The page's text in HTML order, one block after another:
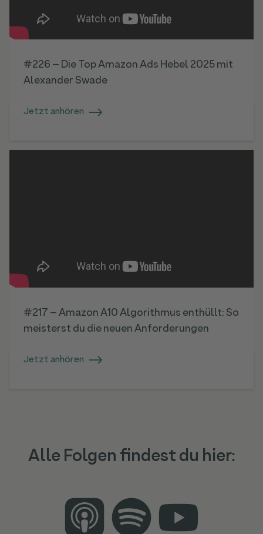
#226 – Die Top Amazon Ads Hebel 2025 mit
Alexander Swade
Jetzt anhören
#217 – Amazon A10 Algorithmus enthüllt: So
meisterst du die neuen Anforderungen
Jetzt anhören
Alle Folgen findest du hier: